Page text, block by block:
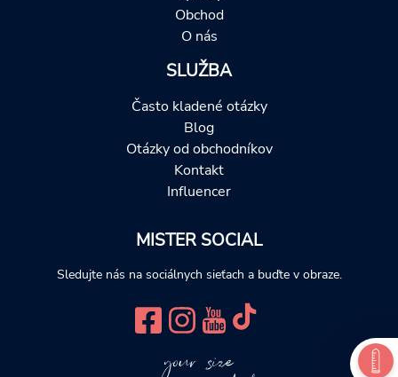
Obchod
O nás
SLUŽBA
Často kladené otázky
Blog
Otázky od obchodníkov
Kontakt
Influencer
MISTER SOCIAL
Sledujte nás na sociálnych sieťach a buďte v obraze.
your size